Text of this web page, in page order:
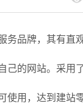
品牌，其有直观
己的网站。采用
使用，达到建站